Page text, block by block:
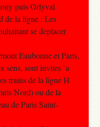
puis Orlyval.
de la ligne : Les
se deplacer
Eaubonne et Paris,
sens, sont invites `a
trains de la ligne H
Nord) ou de la
de Paris Saint-